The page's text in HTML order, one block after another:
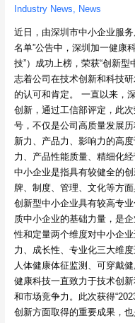
Industry News News
近日，由深圳市中小企业服
名单”公告中，深圳加一健康
技”）成功上榜，荣获“创新
志着公司在技术创新和科技
的认可和肯定。 一直以来，
创新，通过工信部评定，此
号，不仅是公司高质量发展
新力、产品力、影响力的高
力、产品性能质量、精细
中小企业是指具有较健全的
牌、制度、管理、文化等方
创新型中小企业具有较高专
质中小企业的基础力量，是
性和定量两个维度对中小企
力、成长性、专业化三大维
人体健康体征监测、可穿戴
健康科技一直致力于技术创
和市场竞争力。此次获得
创新方面取得的重要成果，